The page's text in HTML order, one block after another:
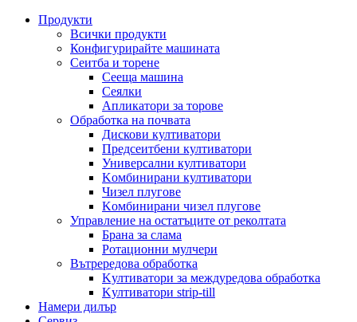
Продукти
Всички продукти
Конфигурирайте машината
Сеитба и торене
Cееща машина
Cеялки
Апликатори за торове
Обработка на почвата
Дискови култиватори
Предсеитбени култиватори
Универсални култиватори
Kомбинирани култиватори
Чизел плугове
Kомбинирани чизел плугове
Управление на остатъците от реколтата
Брана за слама
Pотационни мулчери
Вътрередова обработка
Kултиватори за междуредова обработка
Kултиватори strip-till
Намери дилър